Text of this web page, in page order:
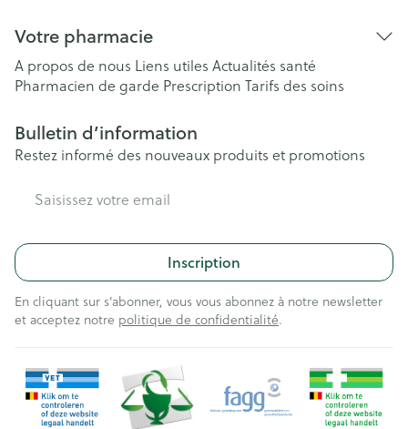
Votre pharmacie
A propos de nous Liens utiles Actualités santé
Pharmacien de garde Prescription Tarifs des soins
Bulletin d’information
Restez informé des nouveaux produits et promotions
Inscription
En cliquant sur s'abonner, vous vous abonnez à notre newsletter
et acceptez notre politique de confidentialité.